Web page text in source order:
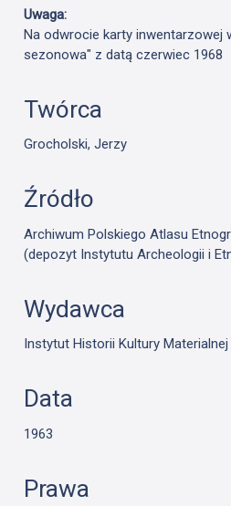
Uwaga:
Na odwrocie karty inwentarzowej
sezonowa" z datą czerwiec 1968
Twórca
Grocholski, Jerzy
Źródło
Archiwum Polskiego Atlasu
(depozyt Instytutu Archeologii i
Wydawca
Instytut Historii Kultury Materialnej
Data
1963
Prawa